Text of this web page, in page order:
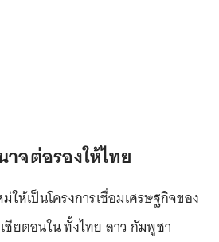
จต่อรองให้ไทย
ห้เป็นโครงการเชื่อมเศรษฐกิจของ
ชียตอนใน ทั้งไทย ลาว กัมพูชา